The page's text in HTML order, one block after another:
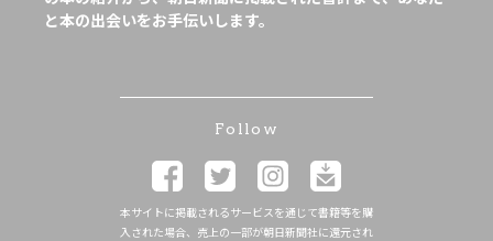
と本の出会いをお手伝いします。
Follow
本サイトに掲載されるサービスを通じて書籍等を購
入された場合、売上の一部が朝日新聞社に還元され